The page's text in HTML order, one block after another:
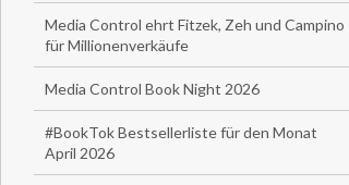
Media Control ehrt Fitzek, Zeh und Campino
für Millionenverkäufe
Media Control Book Night 2026
#BookTok Bestsellerliste für den Monat
April 2026